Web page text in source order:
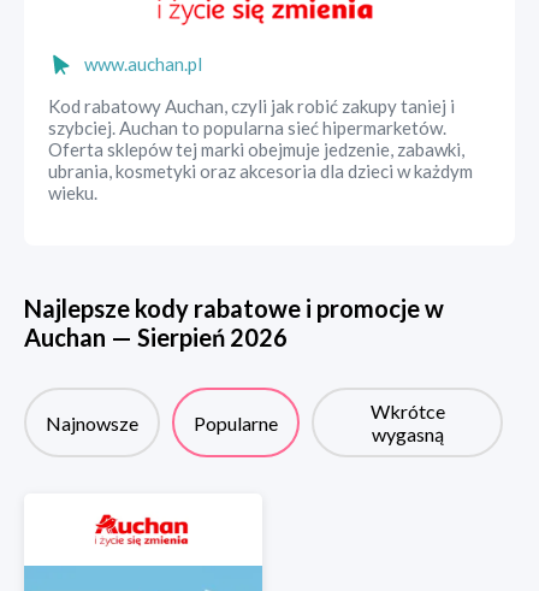
www.auchan.pl
Kod rabatowy Auchan, czyli jak robić zakupy taniej i
szybciej. Auchan to popularna sieć hipermarketów.
Oferta sklepów tej marki obejmuje jedzenie, zabawki,
ubrania, kosmetyki oraz akcesoria dla dzieci w każdym
wieku.
Najlepsze kody rabatowe i promocje w
Auchan — Sierpień 2026
Najnowsze Popularne
Wkrótce
wygasną